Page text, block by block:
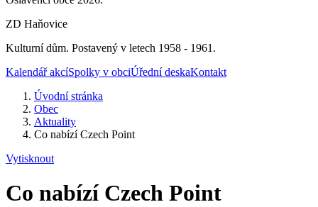
ZD Haňovice
Kulturní dům. Postavený v letech 1958 - 1961.
Kalendář akcíSpolky v obciÚřední deskaKontakt
Úvodní stránka
Obec
Aktuality
Co nabízí Czech Point
Vytisknout
Co nabízí Czech Point